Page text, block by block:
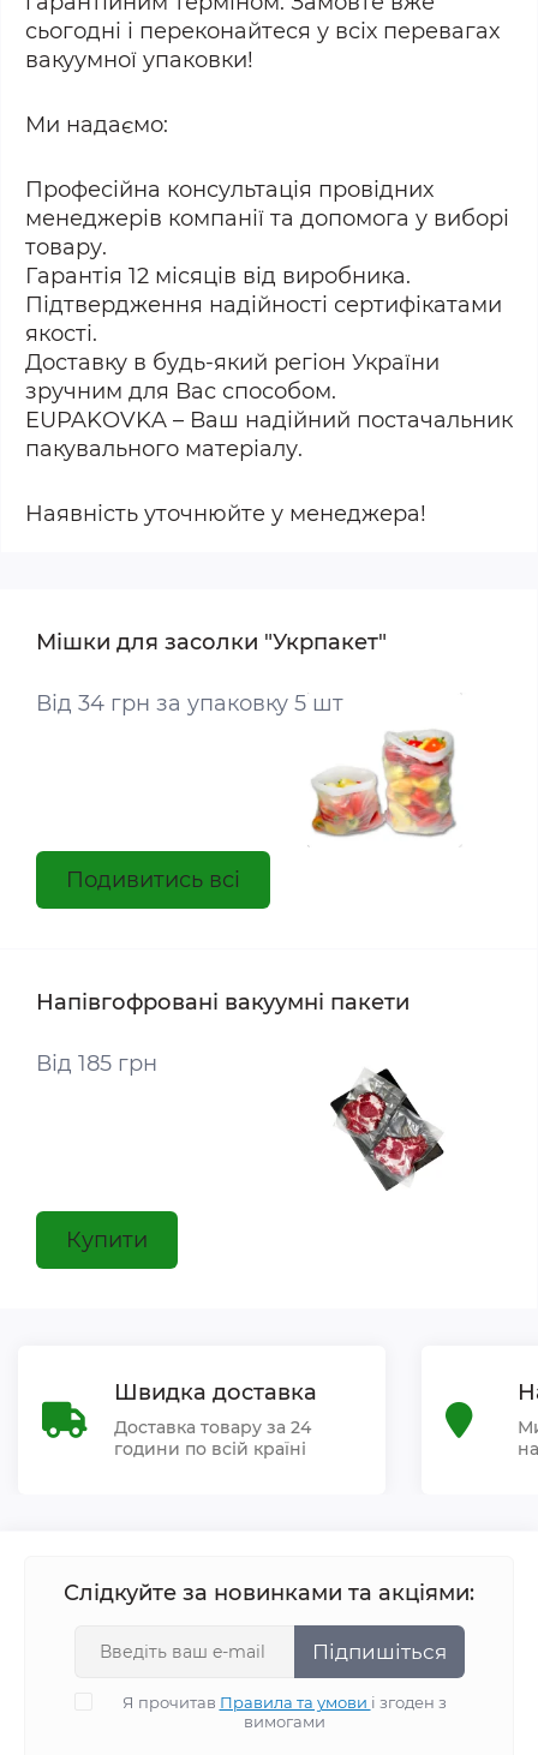
сьогодні і переконайтеся у всіх перевагах
вакуумної упаковки!
Ми надаємо:
Професійна консультація провідних
менеджерів компанії та допомога у виборі
товару.
Гарантія 12 місяців від виробника.
Підтвердження надійності сертифікатами
якості.
Доставку в будь-який регіон України
зручним для Вас способом.
EUPAKOVKA – Ваш надійний постачальник
пакувального матеріалу.
Наявність уточнюйте у менеджера!
Мішки для засолки "Укрпакет"
Від 34 грн за упаковку 5 шт
Подивитись всі
Напівгофровані вакуумні пакети
Від 185 грн
Купити
Швидка доставка
Доставка товару за 24
години по всій країні
Слідкуйте за новинками та акціями:
Підпишіться
Я прочитав Правила та умови і згоден з
вимогами